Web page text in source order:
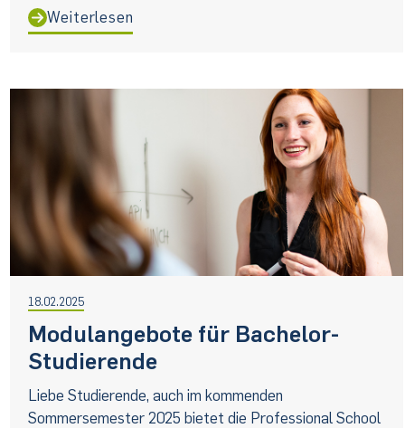
Weiterlesen
18.02.2025
Modulangebote für Bachelor-
Studierende
Liebe Studierende, auch im kommenden
Sommersemester 2025 bietet die Professional School